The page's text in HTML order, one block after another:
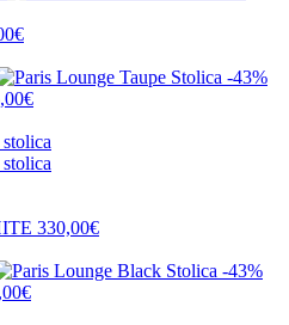
-43%
330,00€
-43%